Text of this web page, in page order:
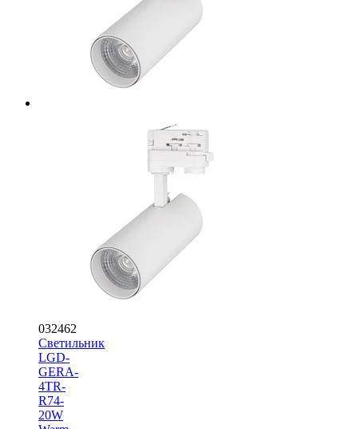
032462
Светильник
LGD-
GERA-
4TR-
R74-
20W